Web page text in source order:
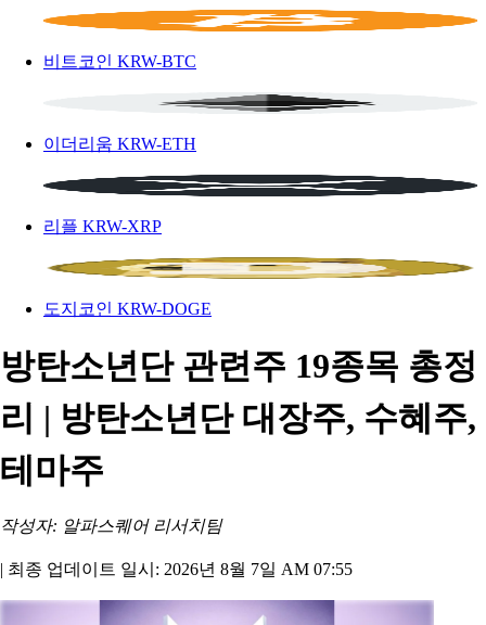
비트코인 KRW-BTC
이더리움 KRW-ETH
리플 KRW-XRP
도지코인 KRW-DOGE
방탄소년단 관련주 19종목 총정
리 | 방탄소년단 대장주, 수혜주,
테마주
작성자: 알파스퀘어 리서치팀
| 최종 업데이트 일시: 2026년 8월 7일 AM 07:55